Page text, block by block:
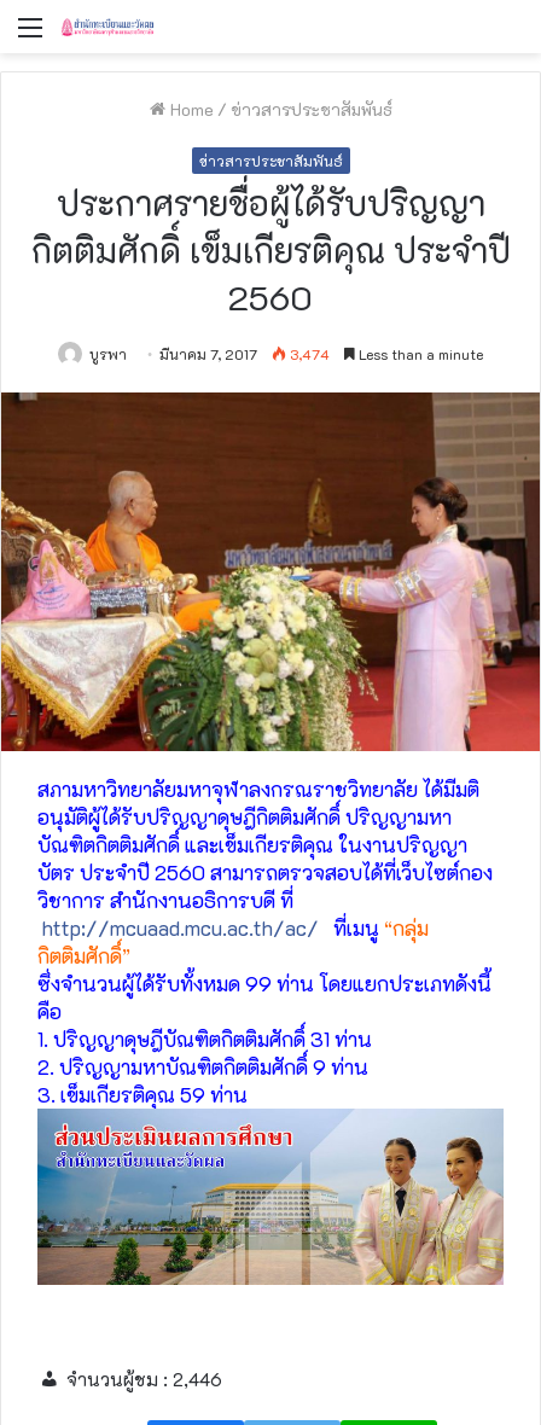
Menu
Home / ข่าวสารประชาสัมพันธ์
ข่าวสารประชาสัมพันธ์
ประกาศรายชื่อผู้ได้รับปริญญา
กิตติมศักดิ์ เข็มเกียรติคุณ ประจำปี
2560
บูรพา มีนาคม 7, 2017 3,474 Less than a minute
สภามหาวิทยาลัยมหาจุฬาลงกรณราชวิทยาลัย ได้มีมติ
อนุมัติผู้ได้รับปริญญาดุษฎีกิตติมศักดิ์ ปริญญามหา
บัณฑิตกิตติมศักดิ์ และเข็มเกียรติคุณ ในงานปริญญา
บัตร ประจำปี 2560 สามารถตรวจสอบได้ที่เว็บไซต์กอง
วิชาการ สำนักงานอธิการบดี ที่
http://mcuaad.mcu.ac.th/ac/ ที่เมนู “กลุ่ม
กิตติมศักดิ์”
ซึ่งจำนวนผู้ได้รับทั้งหมด 99 ท่าน โดยแยกประเภทดังนี้
คือ
1. ปริญญาดุษฎีบัณฑิตกิตติมศักดิ์ 31 ท่าน
2. ปริญญามหาบัณฑิตกิตติมศักดิ์ 9 ท่าน
3. เข็มเกียรติคุณ 59 ท่าน
จำนวนผู้ชม : 2,446